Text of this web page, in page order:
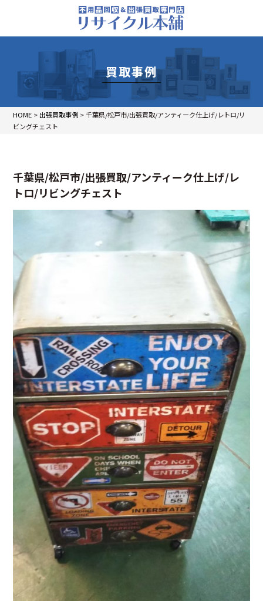
買取事例
HOME > 出張買取事例 >千葉県/松戸市/出張買取/アンティーク仕上げ/レトロ/リ
ビングチェスト
千葉県/松戸市/出張買取/アンティーク仕上げ/レ
トロ/リビングチェスト